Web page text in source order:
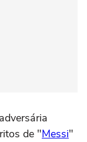
de "Messi"